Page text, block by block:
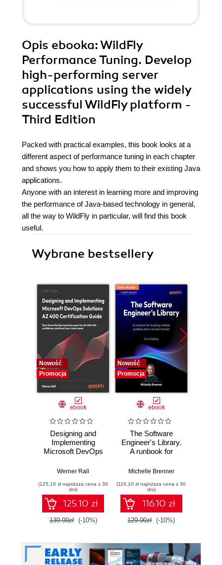
Opis ebooka: WildFly
Performance Tuning. Develop
high-performing server
applications using the widely
successful WildFly platform -
Third Edition
Packed with practical examples, this book looks at a
different aspect of performance tuning in each chapter
and shows you how to apply them to their existing Java
applications.
Anyone with an interest in learning more and improving
the performance of Java-based technology in general,
all the way to WildFly in particular, will find this book
useful.
Wybrane bestsellery
Nowość
Promocja
ebook
Designing and
Implementing
Microsoft DevOps
Certification Guide.
DevOps expertise,
pass the AZ-400
with confidence,
and boost your
cloud career
Werner Rall
(125,10 zł najniższa cena z 30
dni)
125.10 zł
139.00zł (-10%)
Nowość
Promocja
ebook
The Software
Engineer's Library.
A runbook for
systems and a
Michelle Brenner
(116,10 zł najniższa cena z 30
dni)
116.10 zł
129.00zł (-10%)